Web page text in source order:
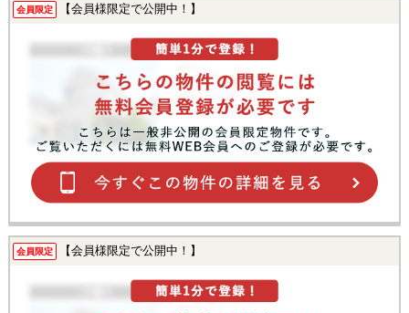
会員限定 【会員様限定で公開中！】
会員限定 【会員様限定で公開中！】